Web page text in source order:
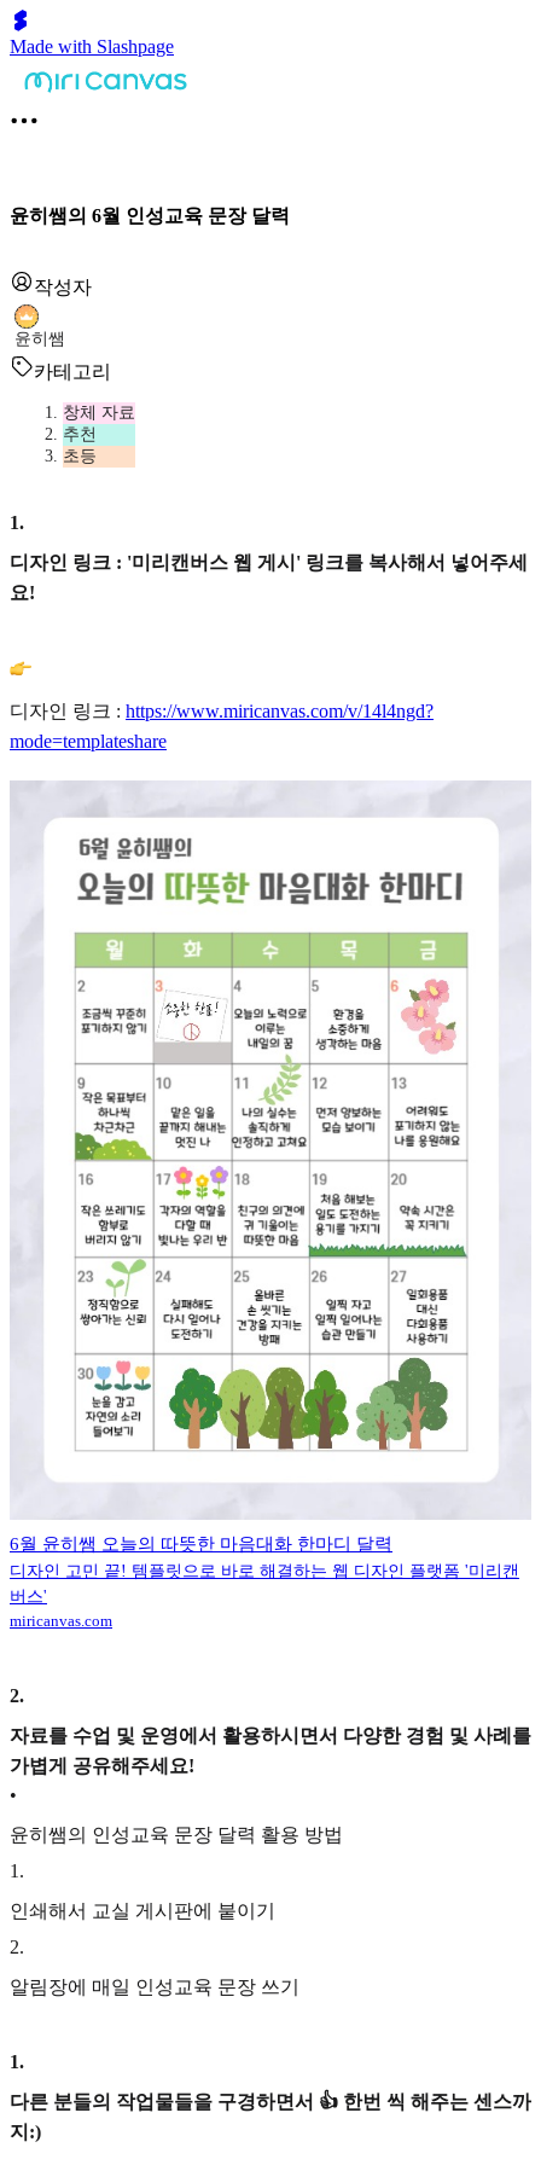
Made with Slashpage
윤히쌤의 6월 인성교육 문장 달력
작성자
윤히쌤
카테고리
창체 자료
추천
초등
1.
디자인 링크 : '미리캔버스 웹 게시' 링크를 복사해서 넣어주세
요!
디자인 링크 : https://www.miricanvas.com/v/14l4ngd?
mode=templateshare
6월 윤히쌤 오늘의 따뜻한 마음대화 한마디 달력
디자인 고민 끝! 템플릿으로 바로 해결하는 웹 디자인 플랫폼 '미리캔
버스'
miricanvas.com
2.
자료를 수업 및 운영에서 활용하시면서 다양한 경험 및 사례를
가볍게 공유해주세요!
•
윤히쌤의 인성교육 문장 달력 활용 방법
1 .
인쇄해서 교실 게시판에 붙이기
2.
알림장에 매일 인성교육 문장 쓰기
1.
다른 분들의 작업물들을 구경하면서 👍 한번 씩 해주는 센스까
지:)